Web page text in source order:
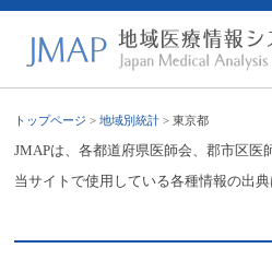
トップページ >地域別統計 > 東京都
JMAPは、各都道府県医師会、郡市区医
当サイトで使用している各種情報の出